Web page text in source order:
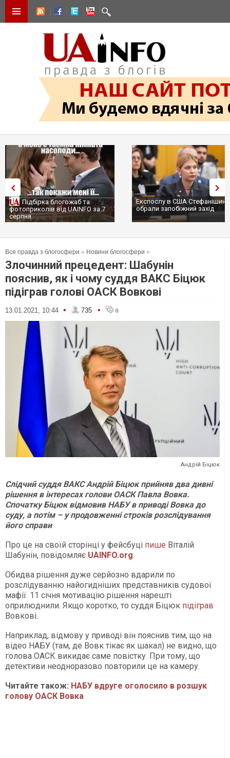
Підбірка блогожаб та
фотоприколів від UAINFO за 7
серпня
Експослу в США
обрали запобіжний захід
Вся правда з блогосфери » Новини блогосфери »
Злочинний прецедент: Шабунін
пояснив, як і чому суддя ВАКС Біцюк
підіграв голові ОАСК Вовкові
13.01.2021, 10:44 • 735 • 0
Андрій Біцюк
Слідчий суддя ВАКС Андрій Біцюк прийняв два дивні
рішення в інтересах голови ОАСК Павла Вовка.
Спочатку Біцюк відмовив НАБУ в приводі Вовка до
суду, а потім – у продовженні строків розслідування
його справи
Про це на своїй сторінці у фейсбуці пише Віталій
Шабунін, повідомляє UAINFO.org.
Обидва рішення дуже серйозно вдарили по
розслідуванню найогидніших представників судової
мафії. 11 січня мотивацію рішення нарешті
оприлюднили. Якщо коротко, то суддя Біцюк підіграв
Вовкові.
Наприклад, відмову у приводі він пояснив тим, що на
відео НАБУ (там, де Вовк тікає як шакал) не видно, що
голова ОАСК викидає саме повістку. При тому, що
детективи неодноразово повторили це на камеру.
Читайте також: НАБУ вдруге оголосило в розшук
голову ОАСК Вовка